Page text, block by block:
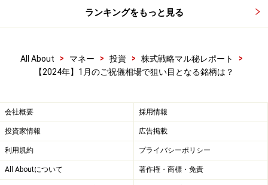
【期間限定】過去の1月、2月の株価の傾向がわかる限定
ク！
の達人】
を使って検証しています。記事の内容に関して
は万全を期しておりますが、その内容の正確性および安
全性、利用者にとっての有用性を保証するものではあり
ません。当社及び関係者は一切の責任を負わないものと
します。投資判断はご自身の責任でお願いします）
ランキングをもっと見る
All About > マネー > 投資 > 株式戦略マル秘レポート
>
【2024年】1月のご祝儀相場で狙い目となる銘柄は？
会社概要 採用情報
投資家情報 広告掲載
利用規約 プライバシーポリシー
All Aboutについて 著作権・商標・免責